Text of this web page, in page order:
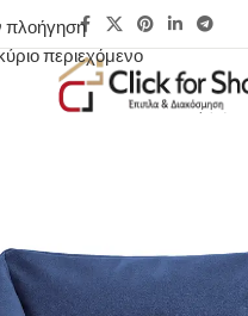
πλοήγηση
περιεχόμενο